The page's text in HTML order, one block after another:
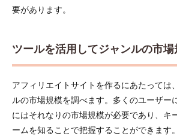
要があります。
ツールを活用してジャンルの市場
アフィリエイトサイトを作るにあたっては
ルの市場規模を調べます。多くのユーザー
にはそれなりの市場規模が必要であり、キ
ームを知ることで把握することができます。